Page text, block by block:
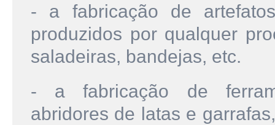
- a fabricação de
produzidos por qualquer
saladeiras, bandejas, etc.
- a fabricação de
abridores de latas e